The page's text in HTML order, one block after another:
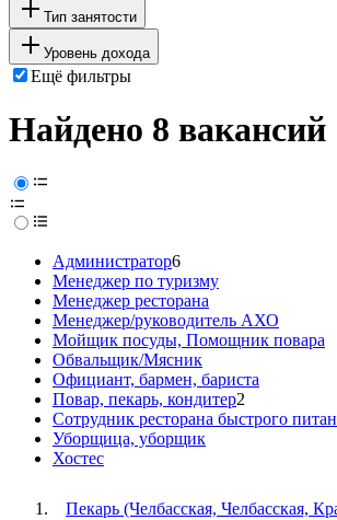
Тип занятости
Уровень дохода
Ещё фильтры
Найдено 8 вакансий
Администратор6
Менеджер по туризму
Менеджер ресторана
Менеджер/руководитель АХО
Мойщик посуды, Помощник повара
Обвальщик/Мясник
Официант, бармен, бариста
Повар, пекарь, кондитер2
Сотрудник ресторана быстрого
Уборщица, уборщик
Хостес
Пекарь (Челбасская, Челбасская,